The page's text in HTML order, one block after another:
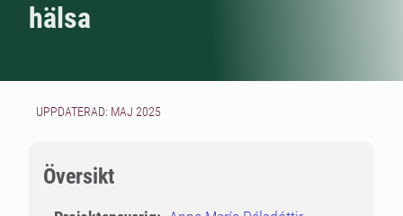
hälsa
UPPDATERAD: MAJ 2025
Översikt